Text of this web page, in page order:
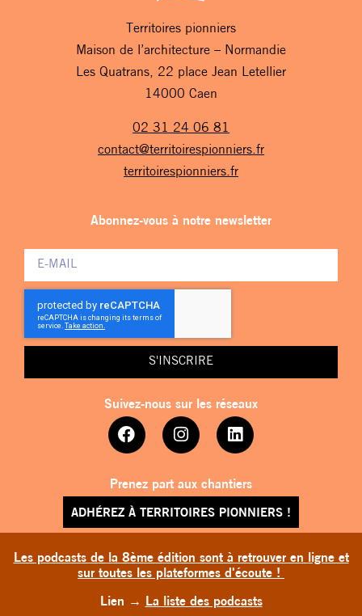
Les podcasts de la 8ème édition sont à retrouver en ligne et
sur toutes les plateformes d'écoute !
Lien → La liste des podcasts
Territoires pionniers
Maison de l’architecture – Normandie
Les Quatrans, 22 place Jean Letellier
14000 Caen
02 31 24 06 81
contact@territoirespionniers.fr
territoirespionniers.fr
Abonnez-vous à notre newsletter
S'INSCRIRE
Suivez-nous sur les réseaux
Prenez part aux chantiers
ADHÉREZ À TERRITOIRES PIONNIERS !
TERRITOIRES PIONNIERS © 2026